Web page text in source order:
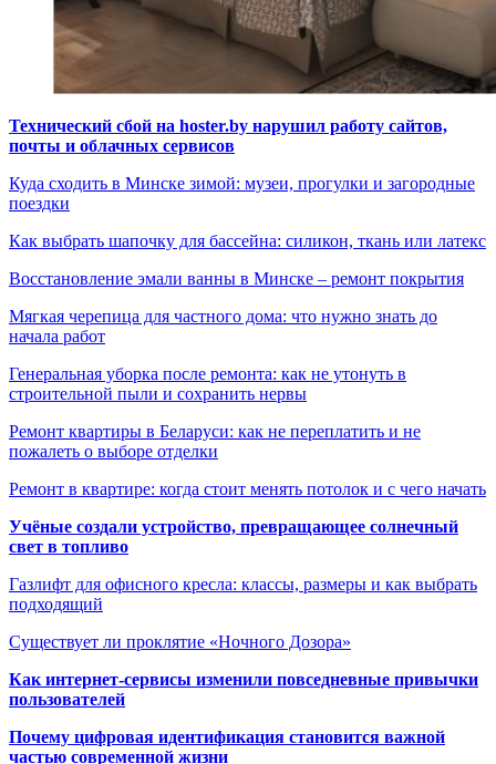
Технический сбой на hoster.by нарушил работу сайтов,
почты и облачных сервисов
Куда сходить в Минске зимой: музеи, прогулки и загородные
поездки
Как выбрать шапочку для бассейна: силикон, ткань или латекс
Восстановление эмали ванны в Минске – ремонт покрытия
Мягкая черепица для частного дома: что нужно знать до
начала работ
Генеральная уборка после ремонта: как не утонуть в
строительной пыли и сохранить нервы
Ремонт квартиры в Беларуси: как не переплатить и не
пожалеть о выборе отделки
Ремонт в квартире: когда стоит менять потолок и с чего начать
Учёные создали устройство, превращающее солнечный
свет в топливо
Газлифт для офисного кресла: классы, размеры и как выбрать
подходящий
Существует ли проклятие «Ночного Дозора»
Как интернет-сервисы изменили повседневные привычки
пользователей
Почему цифровая идентификация становится важной
частью современной жизни